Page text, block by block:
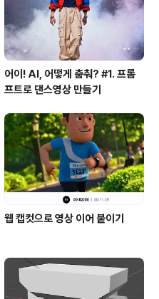
어이! AI, 어떻게 춤춰? #1. 프롬
프트로 댄스영상 만들기
웹 캡컷으로 영상 이어 붙이기